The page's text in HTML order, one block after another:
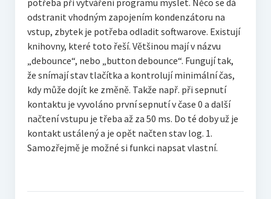
odstranit vhodným zapojením kondenzátoru na
vstup, zbytek je potřeba odladit softwarove. Existují
knihovny, které toto řeší. Většinou mají v názvu
„debounce“, nebo „button debounce“. Fungují tak,
že snímají stav tlačítka a kontrolují minimální čas,
kdy může dojít ke změně. Takže např. při sepnutí
kontaktu je vyvoláno první sepnutí v čase 0 a další
načtení vstupu je třeba až za 50 ms. Do té doby už je
kontakt ustálený a je opět načten stav log. 1.
Samozřejmě je možné si funkci napsat vlastní.